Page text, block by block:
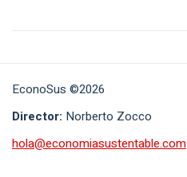
EconoSus ©2026
Director: Norberto Zocco
hola@economiasustentable.com